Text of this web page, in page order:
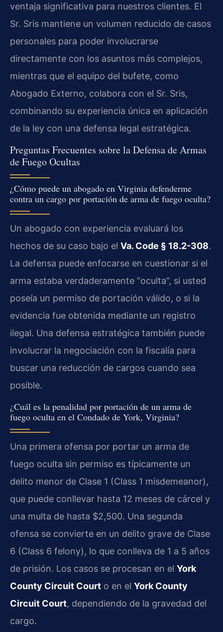
ventaja significativa para nuestros clientes. El
Sr. Sris mantiene un volumen reducido de casos
personales para poder involucrarse
directamente con los asuntos más complejos,
mientras que el equipo del bufete, como
Abogado Externo, colabora con el Sr. Sris,
combinando su experiencia única en aplicación
de la ley con una defensa legal estratégica.
Preguntas Frecuentes sobre la Defensa de Armas
de Fuego Ocultas
¿Cómo puede un abogado en Virginia defenderme
contra un cargo por portación de arma de fuego oculta?
Un abogado con experiencia evaluará los
hechos de su caso bajo el Va. Code § 18.2-308.
La defensa puede enfocarse en cuestionar si el
arma estaba verdaderamente “oculta”, si usted
poseía un permiso de portación válido, o si la
evidencia fue obtenida mediante un registro
ilegal. Una defensa estratégica también puede
involucrar la negociación con la fiscalía para
buscar una reducción de cargos cuando sea
posible.
¿Cuál es la penalidad por portación de un arma de
fuego oculta en el Condado de York, Virginia?
Una primera ofensa por portar un arma de
fuego oculta sin permiso es típicamente un
delito menor de Clase 1 (Class 1 misdemeanor),
que puede conllevar hasta 12 meses de cárcel y
una multa de hasta $2,500. Una segunda
ofensa se convierte en un delito grave de Clase
6 (Class 6 felony), lo que conlleva de 1 a 5 años
de prisión. Los casos se procesan en el York
County Circuit Court o en el York County
Circuit Court, dependiendo de la gravedad del
cargo.